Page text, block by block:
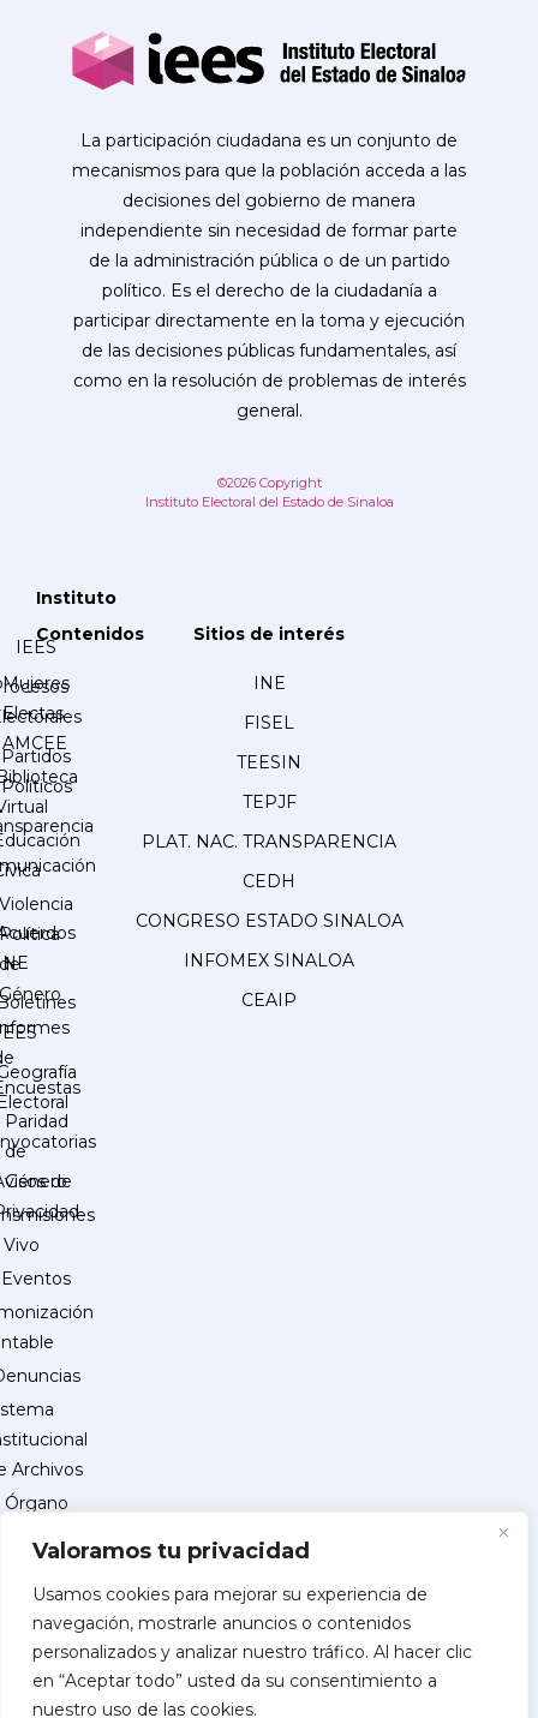
Valoramos tu privacidad
Usamos cookies para mejorar su experiencia de
navegación, mostrarle anuncios o contenidos
personalizados y analizar nuestro tráfico. Al hacer clic
en “Aceptar todo” usted da su consentimiento a
nuestro uso de las cookies.
La participación ciudadana es un conjunto de
mecanismos para que la población acceda a las
decisiones del gobierno de manera
independiente sin necesidad de formar parte
de la administración pública o de un partido
político. Es el derecho de la ciudadanía a
participar directamente en la toma y ejecución
de las decisiones públicas fundamentales, así
como en la resolución de problemas de interés
general.
©2026 Copyright
Instituto Electoral del Estado de Sinaloa
Instituto
IEES
Partidos
Políticos
de
Contenidos
Mujeres
Electas
AMCEE
Violencia
Política
de
Género
Paridad
de
Género
Eventos
Archivos
Órgano
Control
INSCRIPCIÓN
Sitios de interés
INE
FISEL
TEESIN
TEPJF
PLAT. NAC. TRANSPARENCIA
CEDH
CONGRESO ESTADO SINALOA
INFOMEX SINALOA
CEAIP